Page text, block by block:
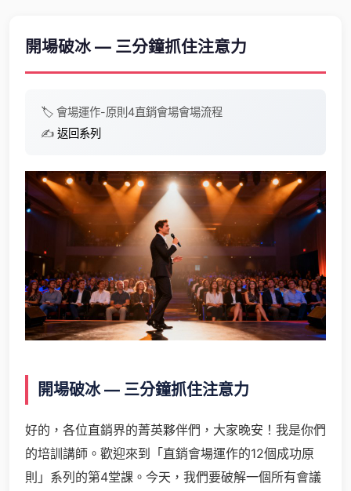
開場破冰 — 三分鐘抓住注意力
🏷️ 會場運作-原則4直銷會場會場流程
✍️ 返回系列
開場破冰 — 三分鐘抓住注意力
好的，各位直銷界的菁英夥伴們，大家晚安！我是你們
的培訓講師。歡迎來到「直銷會場運作的12個成功原
則」系列的第4堂課。今天，我們要破解一個所有會議